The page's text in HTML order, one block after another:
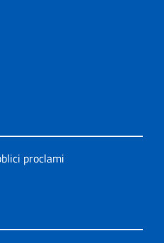
proclami